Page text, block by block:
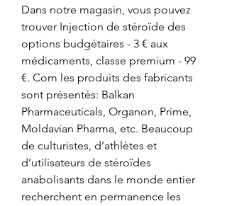
Dans notre magasin, vous pouvez
trouver Injection de stéroïde des
options budgétaires - 3 € aux
médicaments, classe premium - 99
€. Com les produits des fabricants
sont présentés: Balkan
Pharmaceuticals, Organon, Prime,
Moldavian Pharma, etc. Beaucoup
de culturistes, d’athlètes et
d’utilisateurs de stéroïdes
anabolisants dans le monde entier
recherchent en permanence les